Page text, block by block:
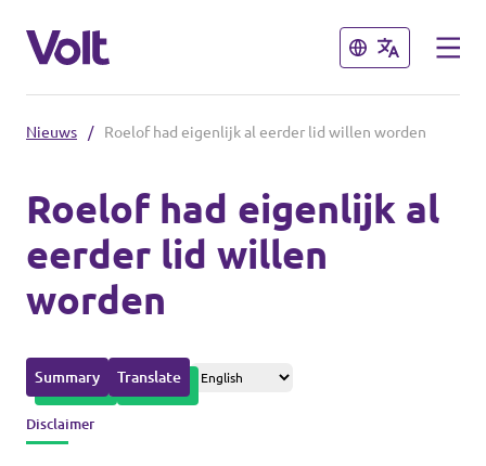
Sluiten
Volt Amsterdam
Volt Arnhem
Volt Delft
...alle Volt gemeenten
Afdelingen in de provincies
Sluiten
Standpunten
Over Volt
Mensen
Nieuws / Roelof had eigenlijk al eerder lid willen worden
Roelof had eigenlijk al
eerder lid willen
worden
Summary Translate
Disclaimer